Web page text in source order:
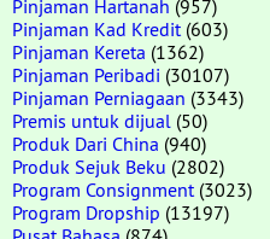
Pinjaman Hartanah (957)
Pinjaman Kad Kredit (603)
Pinjaman Kereta (1362)
Pinjaman Peribadi (30107)
Pinjaman Perniagaan (3343)
Premis untuk dijual (50)
Produk Dari China (940)
Produk Sejuk Beku (2802)
Program Consignment (3023)
Program Dropship (13197)